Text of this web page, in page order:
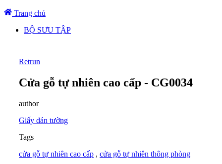
Trang chủ
BỘ SƯU TẬP
Retrun
Cửa gỗ tự nhiên cao cấp - CG0034
author
Giấy dán tường
Tags
cửa gỗ tự nhiên cao cấp , cửa gỗ tự nhiên thông phòng